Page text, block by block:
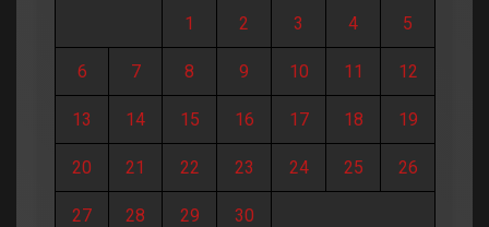
1 2 3 4 5
6 7 8 9 10 11 12
13 14 15 16 17 18 19
20 21 22 23 24 25 26
27 28 29 30